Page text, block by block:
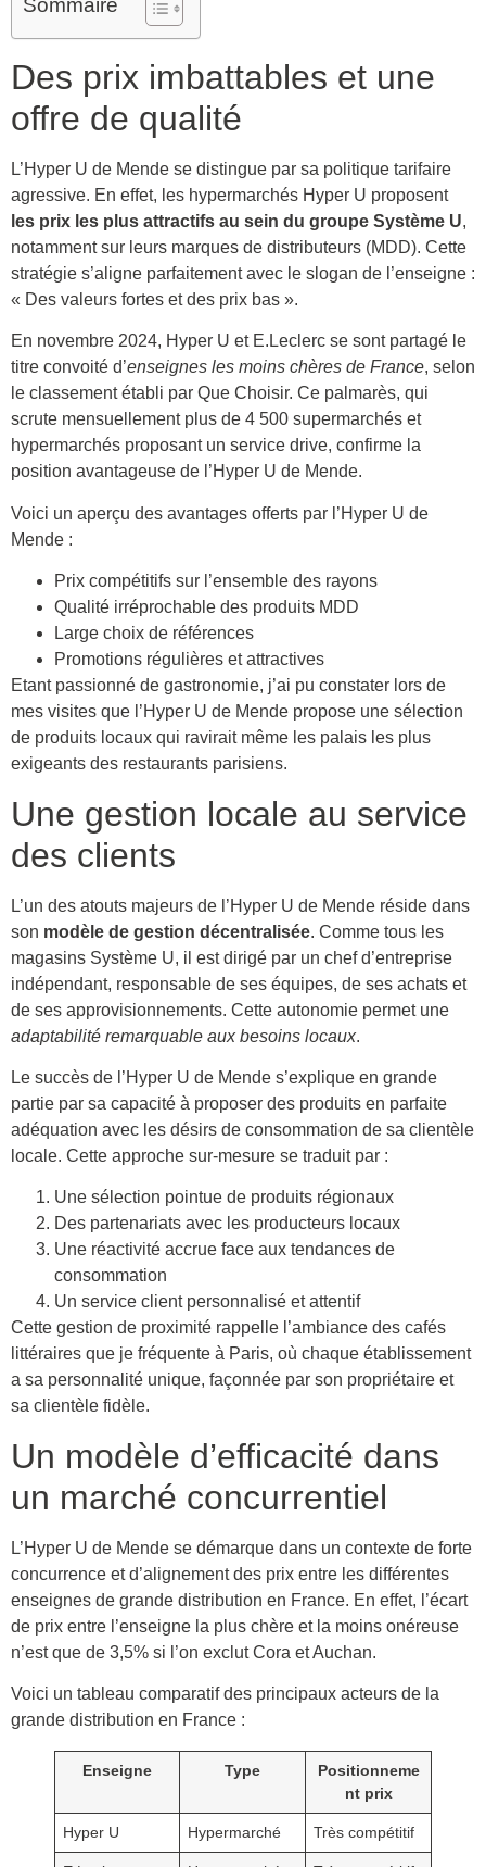
Sommaire
Des prix imbattables et une
offre de qualité
L’Hyper U de Mende se distingue par sa politique tarifaire
agressive. En effet, les hypermarchés Hyper U proposent
les prix les plus attractifs au sein du groupe Système U,
notamment sur leurs marques de distributeurs (MDD). Cette
stratégie s’aligne parfaitement avec le slogan de l’enseigne :
« Des valeurs fortes et des prix bas ».
En novembre 2024, Hyper U et E.Leclerc se sont partagé le
titre convoité d’enseignes les moins chères de France, selon
le classement établi par Que Choisir. Ce palmarès, qui
scrute mensuellement plus de 4 500 supermarchés et
hypermarchés proposant un service drive, confirme la
position avantageuse de l’Hyper U de Mende.
Voici un aperçu des avantages offerts par l’Hyper U de
Mende :
Prix compétitifs sur l’ensemble des rayons
Qualité irréprochable des produits MDD
Large choix de références
Promotions régulières et attractives
Etant passionné de gastronomie, j’ai pu constater lors de
mes visites que l’Hyper U de Mende propose une sélection
de produits locaux qui ravirait même les palais les plus
exigeants des restaurants parisiens.
Une gestion locale au service
des clients
L’un des atouts majeurs de l’Hyper U de Mende réside dans
son modèle de gestion décentralisée. Comme tous les
magasins Système U, il est dirigé par un chef d’entreprise
indépendant, responsable de ses équipes, de ses achats et
de ses approvisionnements. Cette autonomie permet une
adaptabilité remarquable aux besoins locaux.
Le succès de l’Hyper U de Mende s’explique en grande
partie par sa capacité à proposer des produits en parfaite
adéquation avec les désirs de consommation de sa clientèle
locale. Cette approche sur-mesure se traduit par :
Une sélection pointue de produits régionaux
Des partenariats avec les producteurs locaux
Une réactivité accrue face aux tendances de
consommation
Un service client personnalisé et attentif
Cette gestion de proximité rappelle l’ambiance des cafés
littéraires que je fréquente à Paris, où chaque établissement
a sa personnalité unique, façonnée par son propriétaire et
sa clientèle fidèle.
Un modèle d’efficacité dans
un marché concurrentiel
L’Hyper U de Mende se démarque dans un contexte de forte
concurrence et d’alignement des prix entre les différentes
enseignes de grande distribution en France. En effet, l’écart
de prix entre l’enseigne la plus chère et la moins onéreuse
n’est que de 3,5% si l’on exclut Cora et Auchan.
Voici un tableau comparatif des principaux acteurs de la
grande distribution en France :
Enseigne Type
Positionneme
nt prix
Hyper U Hypermarché Très compétitif